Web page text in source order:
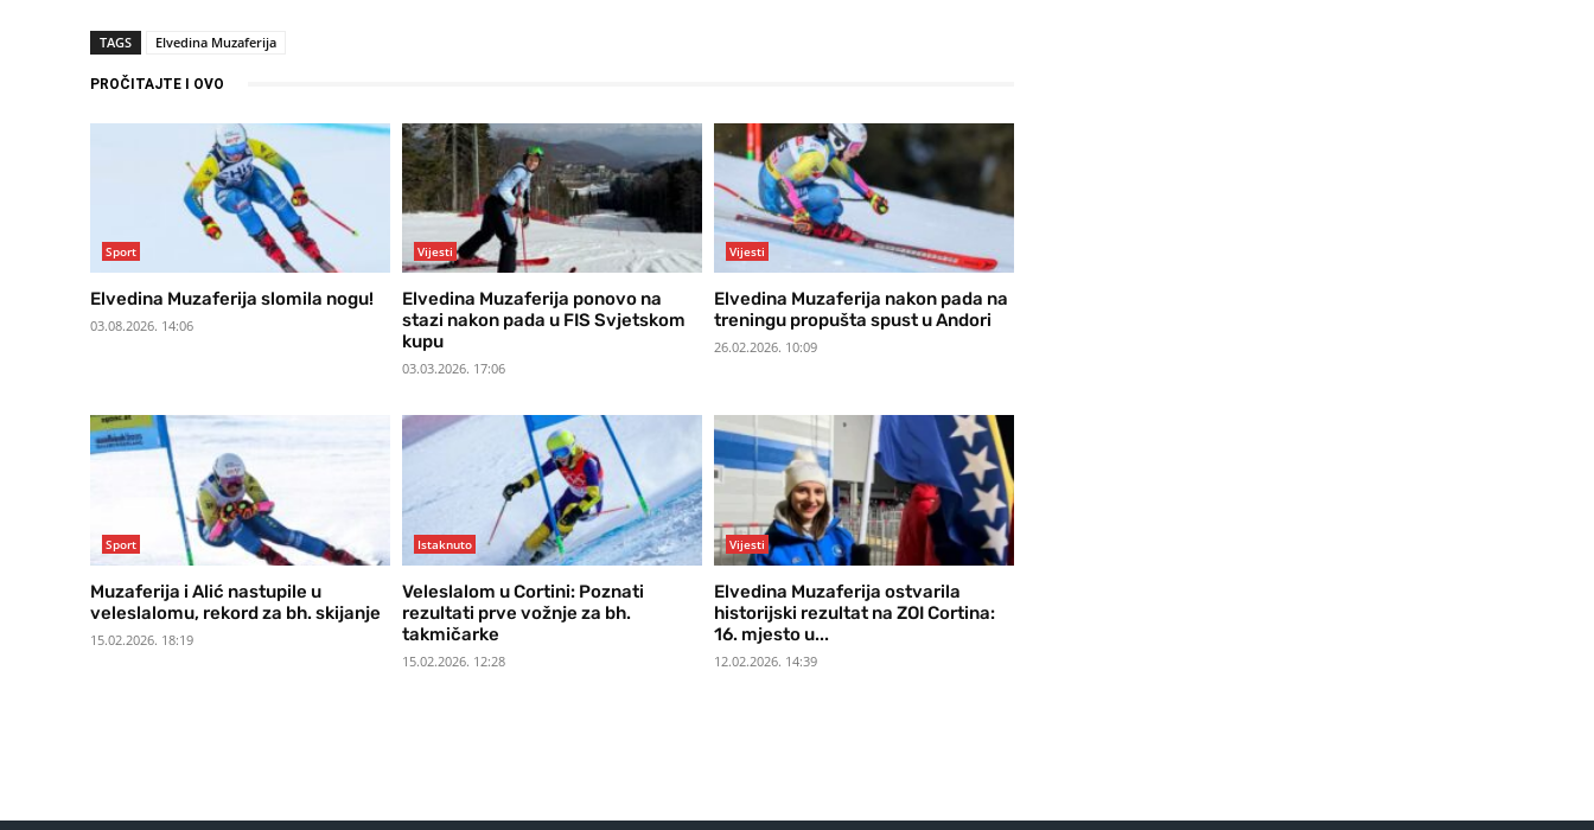
TAGS Elvedina Muzaferija
PROČITAJTE I OVO
Sport
Elvedina Muzaferija slomila nogu!
03.08.2026. 14:06
Vijesti
Elvedina Muzaferija ponovo na
stazi nakon pada u FIS Svjetskom
kupu
03.03.2026. 17:06
Vijesti
Elvedina Muzaferija nakon pada na
treningu propušta spust u Andori
26.02.2026. 10:09
Sport
Muzaferija i Alić nastupile u
veleslalomu, rekord za bh. skijanje
15.02.2026. 18:19
Istaknuto
Veleslalom u Cortini: Poznati
rezultati prve vožnje za bh.
takmičarke
15.02.2026. 12:28
Vijesti
Elvedina Muzaferija ostvarila
historijski rezultat na ZOI Cortina:
16. mjesto u...
12.02.2026. 14:39